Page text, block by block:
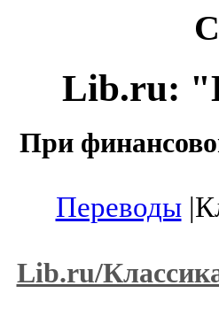
Lib.ru:
При
Переводы
Lib.ru/